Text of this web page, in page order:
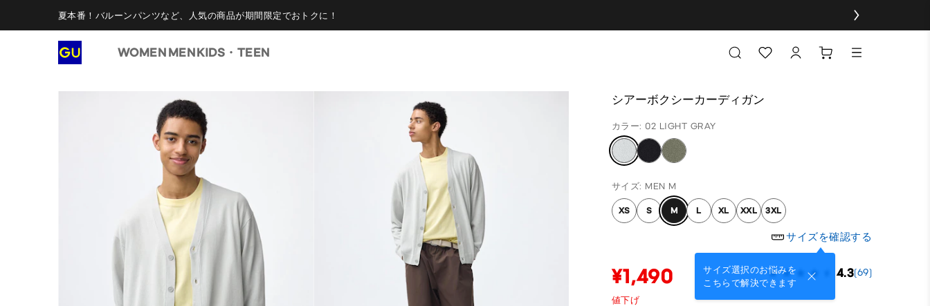
夏本番！バルーンパンツなど、人気の商品が期間限定でおトクに！
WOMEN MENKIDS・TEEN
シアーボクシーカーディガン
カラー: 02 LIGHT GRAY
サイズ: MEN M
XS S M L XL XXL 3XL
サイズを確認する
サイズ選択のお悩みを
こちらで解決できます
¥1,490 4.3(69)
値下げ